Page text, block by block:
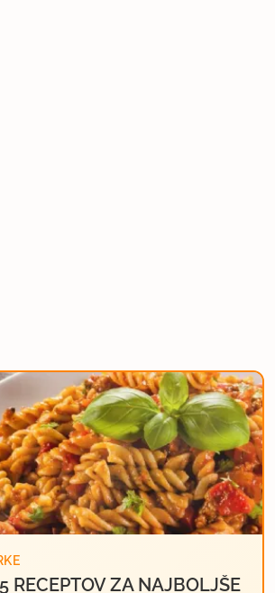
RECEPTOV ZA NAJBOLJŠE